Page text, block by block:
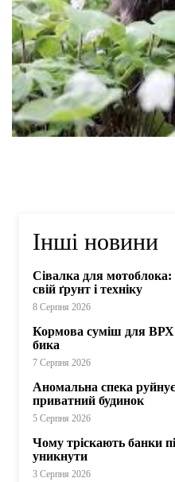
Інші новини
Сівалка для мотоблока:
свій ґрунт і техніку
8 Серпня 2026
Кормова суміш для ВРХ:
бика
7 Серпня 2026
Аномальна спека
приватний будинок
5 Серпня 2026
Чому тріскають банки
уникнути
3 Серпня 2026